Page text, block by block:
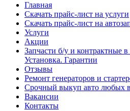
Главная
Скачать прайс-лист на услуги
Скачать прайс-лист на
Услуги
Акции
Запчасти б/у и контрактные
Установка. Гарантии
Отзывы
Ремонт генераторов и
Cрочный выкуп авто любых
Вакансии
Контакты